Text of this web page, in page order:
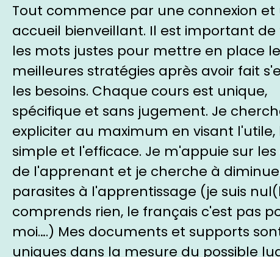
Tout commence par une connexion et
accueil bienveillant. Il est important
les mots justes pour mettre en place
meilleures stratégies après avoir fait
les besoins. Chaque cours est unique,
spécifique et sans jugement. Je
expliciter au maximum en visant l'utile,
simple et l'efficace. Je m'appuie sur
de l'apprenant et je cherche à
parasites à l'apprentissage (je suis
comprends rien, le français c'est pas
moi….) Mes documents et supports
uniques dans la mesure du possible